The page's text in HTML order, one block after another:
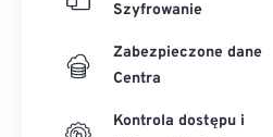
Szyfrowanie
Zabezpieczone dane
Centra
Kontrola dostępu i